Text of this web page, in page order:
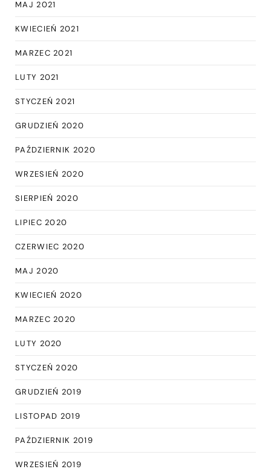
MAJ 2021
KWIECIEŃ 2021
MARZEC 2021
LUTY 2021
STYCZEŃ 2021
GRUDZIEŃ 2020
PAŹDZIERNIK 2020
WRZESIEŃ 2020
SIERPIEŃ 2020
LIPIEC 2020
CZERWIEC 2020
MAJ 2020
KWIECIEŃ 2020
MARZEC 2020
LUTY 2020
STYCZEŃ 2020
GRUDZIEŃ 2019
LISTOPAD 2019
PAŹDZIERNIK 2019
WRZESIEŃ 2019